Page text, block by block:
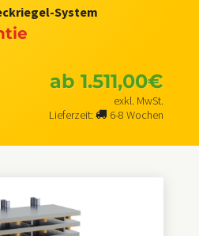
System
ab1.511,00€
exkl. MwSt.
Lieferzeit:
6-8 Wochen